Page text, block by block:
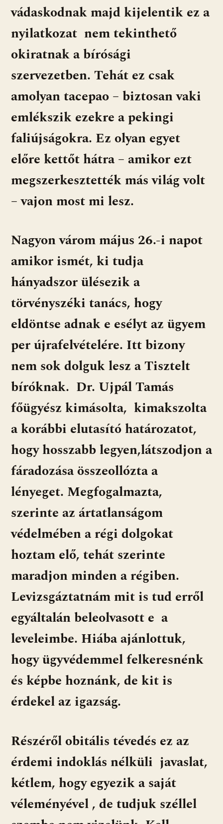
vádaskodnak majd kijelentik ez a
nyilatkozat nem tekinthető
okiratnak a bírósági
szervezetben. Tehát ez csak
amolyan tacepao – biztosan vaki
emlékszik ezekre a pekingi
faliújságokra. Ez olyan egyet
előre kettőt hátra – amikor ezt
megszerkesztették más világ volt
– vajon most mi lesz.
Nagyon várom május 26.-i napot
amikor ismét, ki tudja
hányadszor ülésezik a
törvényszéki tanács, hogy
eldöntse adnak e esélyt az ügyem
per újrafelvételére. Itt bizony
nem sok dolguk lesz a Tisztelt
bíróknak. Dr. Ujpál Tamás
főügyész kimásolta, kimakszolta
a korábbi elutasító határozatot,
hogy hosszabb legyen,látszodjon a
fáradozása összeollózta a
lényeget. Megfogalmazta,
szerinte az ártatlanságom
védelmében a régi dolgokat
hoztam elő, tehát szerinte
maradjon minden a régiben.
Levizsgáztatnám mit is tud erről
egyáltalán beleolvasott e a
leveleimbe. Hiába ajánlottuk,
hogy ügyvédemmel felkeresnénk
és képbe hoznánk, de kit is
érdekel az igazság.
Részéről obitális tévedés ez az
érdemi indoklás nélküli javaslat,
kétlem, hogy egyezik a saját
véleményével , de tudjuk széllel